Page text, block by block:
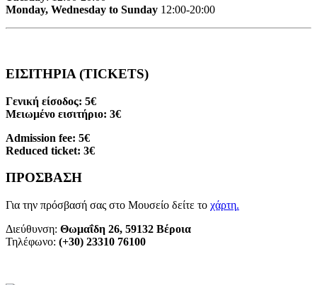
Monday, Wednesday to Sunday 12:00-20:00
ΕΙΣΙΤΗΡΙΑ (TICKETS)
Γενική είσοδος: 5€
Μειωμένο εισιτήριο: 3€
Admission fee: 5€
Reduced ticket: 3€
ΠΡΟΣΒΑΣΗ
Για την πρόσβασή σας στο Μουσείο δείτε το χάρτη.
Διεύθυνση: Θωμαΐδη 26, 59132 Βέροια
Τηλέφωνο: (+30) 23310 76100